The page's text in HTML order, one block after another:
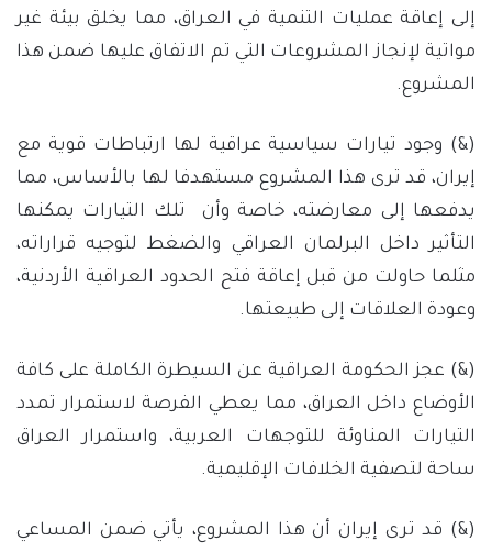
إلى إعاقة عمليات التنمية في العراق، مما يخلق بيئة غير
مواتية لإنجاز المشروعات التي تم الاتفاق عليها ضمن هذا
المشروع.
(&) وجود تيارات سياسية عراقية لها ارتباطات قوية مع
إيران، قد ترى هذا المشروع مستهدفا لها بالأساس، مما
يدفعها إلى معارضته، خاصة وأن تلك التيارات يمكنها
التأثير داخل البرلمان العراقي والضغط لتوجيه قراراته،
مثلما حاولت من قبل إعاقة فتح الحدود العراقية الأردنية،
وعودة العلاقات إلى طبيعتها.
(&) عجز الحكومة العراقية عن السيطرة الكاملة على كافة
الأوضاع داخل العراق، مما يعطي الفرصة لاستمرار تمدد
التيارات المناوئة للتوجهات العربية، واستمرار العراق
ساحة لتصفية الخلافات الإقليمية.
(&) قد ترى إيران أن هذا المشروع، يأتي ضمن المساعي